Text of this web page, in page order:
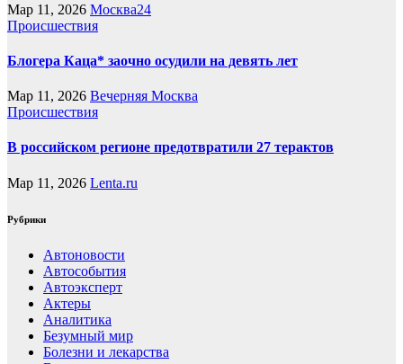
Мар 11, 2026 Москва24
Происшествия
Блогера Каца* заочно осудили на девять лет
Мар 11, 2026 Вечерняя Москва
Происшествия
В российском регионе предотвратили 27 терактов
Мар 11, 2026 Lenta.ru
Рубрики
Автоновости
Автособытия
Автоэксперт
Актеры
Аналитика
Безумный мир
Болезни и лекарства